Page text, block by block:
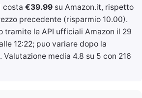
costa €39.99 su Amazon.it, rispetto
precedente (risparmio 10.00).
tramite le API ufficiali Amazon il 29
12:22; puo variare dopo la
Valutazione media 4.8 su 5 con 216